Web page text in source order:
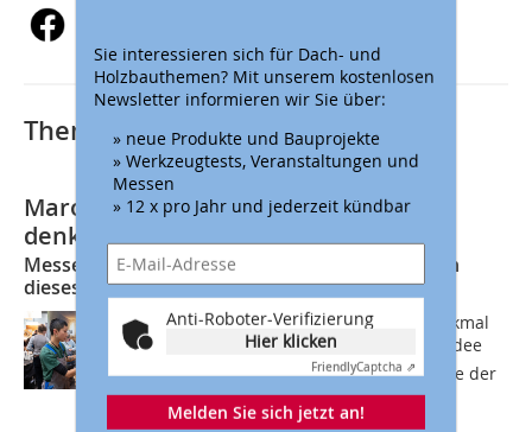
Sie interessieren sich für Dach- und
Holzbauthemen? Mit unserem kostenlosen
Newsletter informieren wir Sie über:
» neue Produkte und Bauprojekte
» Werkzeugtests, Veranstaltungen und
Messen
» 12 x pro Jahr und jederzeit kündbar
Anti-Roboter-Verifizierung
Hier klicken
FriendlyCaptcha ⇗
Melden Sie sich jetzt an!
Thematisch passende Artikel:
Marokko ist Ehrengast auf der Messe
denkmal
Messe denkmal und Fachmesse Lehmbau feiern
dieses Jahr Jubiläum
Marokkanische Expertise auf der denkmal
für den Erhalt von Kulturerbe  diese Idee
wurde bereits seit der letzten Ausgabe der
Europäischen Leitmesse verfolgt.
Federführend ist hierbei Zouhair...